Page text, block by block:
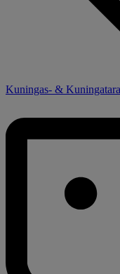
Kuningas- &